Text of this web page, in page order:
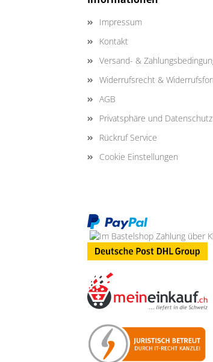
Impressum
Kontakt
Versand- &
Widerrufsrecht &
AGB
Privatsphäre und Datenschutz
Rückruf Service
Cookie Einstellungen